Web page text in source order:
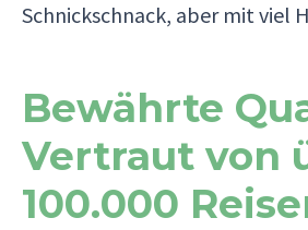
Schnickschnack, aber mit viel
Bewährte
Vertraut von
100.000